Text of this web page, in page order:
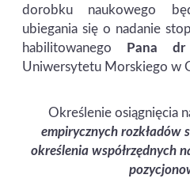
dorobku naukowego
ubiegania się o nadanie
habilitowanego
Pana dr
Uniwersytetu Morskiego w
Określenie osiągnięcia
empirycznych rozkładów
określenia współrzędnych